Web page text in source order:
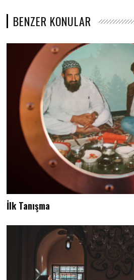
BENZER KONULAR
İlk Tanışma